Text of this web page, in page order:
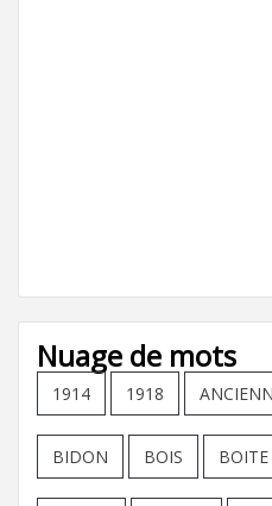
Nuage de mots
1914 1918
BIDON BOIS BOITE